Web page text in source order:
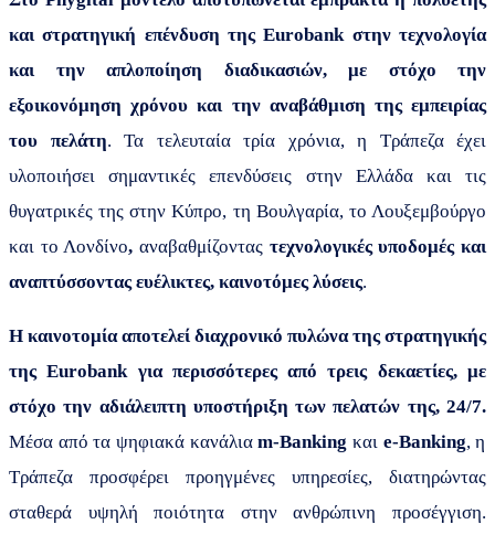
και στρατηγική επένδυση τηςEurobankστην τεχνολογία
και την απλοποίηση διαδικασιών, με στόχο την
εξοικονόμηση χρόνου και την αναβάθμιση της εμπειρίας
του πελάτη.
Τα τελευταία τρία χρόνια, η Τράπεζα έχει
υλοποιήσει σημαντικές επενδύσεις
στην Ελλάδα και τις
θυγατρικές της στην Κύπρο, τη Βουλγαρία, το Λουξεμβούργο
και το Λονδίνο,αναβαθμίζοντας τεχνολογικές υποδομές και
αναπτύσσοντας ευέλικτες, καινοτόμες λύσεις.
Η καινοτομία αποτελεί διαχρονικό πυλώνα της στρατηγικής
τηςEurobankγια περισσότερες από τρεις δεκαετίες, με
στόχο την αδιάλειπτη υποστήριξη των πελατών της, 24/7.
Μέσα από τα ψηφιακά κανάλιαm-Banking και e-Banking, η
Τράπεζα προσφέρει προηγμένες υπηρεσίες, διατηρώντας
σταθερά υψηλή ποιότητα στην ανθρώπινη προσέγγιση.